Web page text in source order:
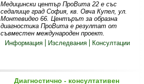
Медицински център ПроВита 22 е със
седалище град София, кв. Овча Купел, ул.
Монтевидео 66. Центърът за образна
диагностика ПроВита e резултат от
съвместен международен проект.
Информация
Изследвания Консултации
Диагностично - консултативен